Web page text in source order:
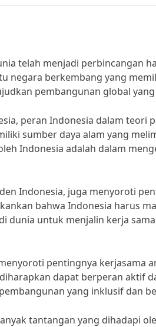
telah menjadi perbincangan
negara berkembang yang
pembangunan global
peran Indonesia dalam teori
sumber daya alam yang
Indonesia adalah dalam
Indonesia, juga menyoroti
bahwa Indonesia harus
dunia untuk menjalin kerja
pentingnya kerjasama
dapat berperan aktif
yang inklusif dan
tantangan yang dihadapi